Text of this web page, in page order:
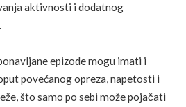
aktivnosti i dodatnog
epizode mogu imati i
povećanog opreza, napetosti i
što samo po sebi može pojačati